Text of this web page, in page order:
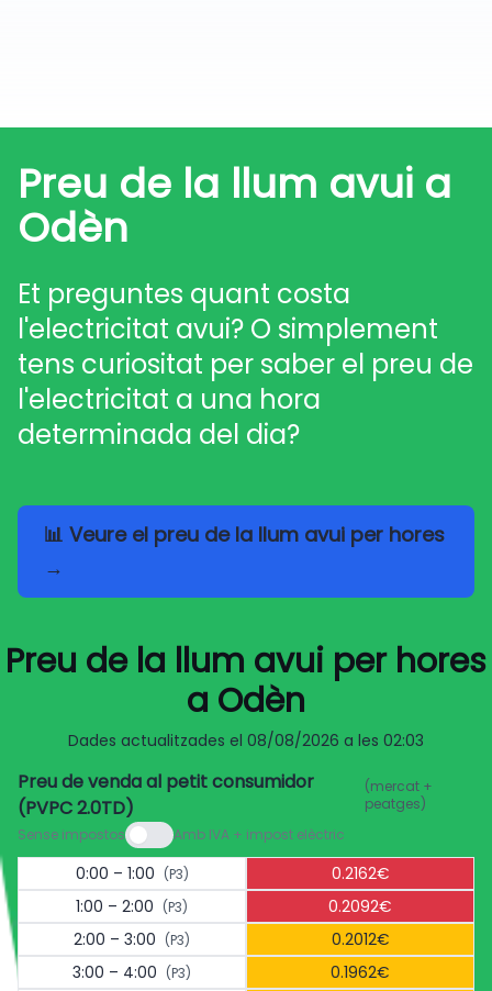
Preu de la llum avui a
Odèn
Et preguntes quant costa
l'electricitat avui? O simplement
tens curiositat per saber el preu de
l'electricitat a una hora
determinada del dia?
📊 Veure el preu de la llum avui per hores
→
Preu de la llum avui per hores
a Odèn
Dades actualitzades el 08/08/2026 a les 02:03
Preu de venda al petit consumidor
(PVPC 2.0TD)
(mercat +
peatges)
Sense impostos
Amb IVA + impost elèctric
0:00 – 1:00 (P3)
0.2162€
1:00 – 2:00 (P3)
0.2092€
2:00 – 3:00 (P3)
0.2012€
3:00 – 4:00 (P3)
0.1962€